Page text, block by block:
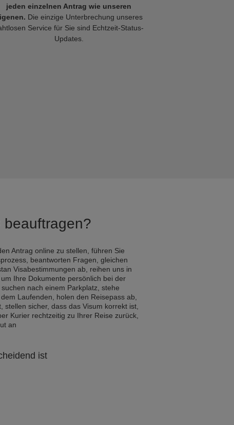
jeden einzelnen Antrag wie unseren
Die einzige Unterbrechung unseres
Service für Sie sind Echtzeit-Status-
Updates.
beauftragen?
Antrag online zu stellen, führen Sie
beantworten Fragen, gleichen
Visabestimmungen ab, reihen uns in
Ihre Dokumente persönlich bei der
nach einem Parkplatz, stehe
Laufenden, holen den Reisepass ab,
stellen sicher, dass das Visum korrekt ist,
Kurier rechtzeitig zu Ihrer Reise zurück,
an
ist